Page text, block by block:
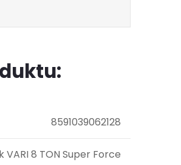
8591039062128
k VARI 8 TON Super Force